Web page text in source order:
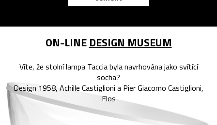
ON-LINE DESIGN MUSEUM
Víte, že stolní lampa Taccia byla navrhována jako svítící
socha?
Design 1958, Achille Castiglioni a Pier Giacomo Castiglioni,
Flos